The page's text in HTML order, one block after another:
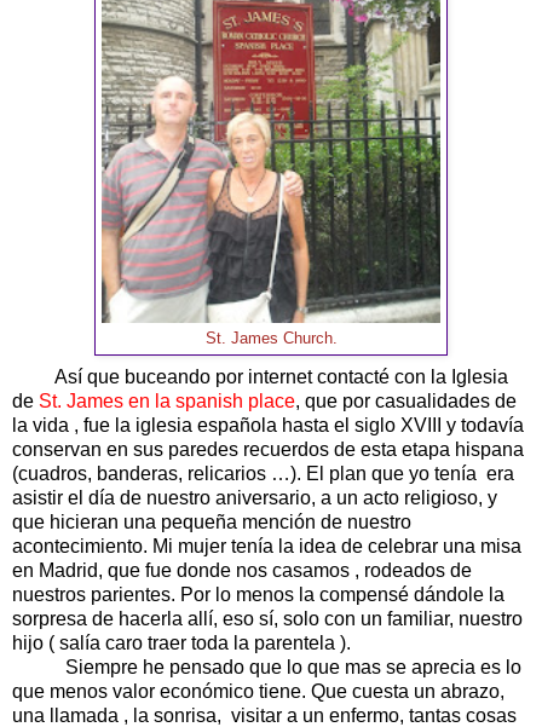
St. James Church.
Así que buceando por internet contacté con la Iglesia
de St. James en la spanish place, que por casualidades de
la vida , fue la iglesia española hasta el siglo XVIII y todavía
conservan en sus paredes recuerdos de esta etapa hispana
(cuadros, banderas, relicarios …). El plan que yo tenía era
asistir el día de nuestro aniversario, a un acto religioso, y
que hicieran una pequeña mención de nuestro
acontecimiento. Mi mujer tenía la idea de celebrar una misa
en Madrid, que fue donde nos casamos , rodeados de
nuestros parientes. Por lo menos la compensé dándole la
sorpresa de hacerla allí, eso sí, solo con un familiar, nuestro
hijo ( salía caro traer toda la parentela ).
Siempre he pensado que lo que mas se aprecia es lo
que menos valor económico tiene. Que cuesta un abrazo,
una llamada , la sonrisa, visitar a un enfermo, tantas cosas